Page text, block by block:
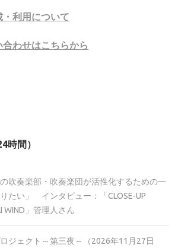
利用について
わせはこちらから
時間）
の吹奏楽部・吹奏楽団が活性化するための一
たい」 インタビュー：「CLOSE-UP
WIND」管理人さん
ジェクト～第三夜～（2026年11月27日